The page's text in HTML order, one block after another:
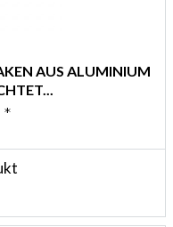
AUS ALUMINIUM